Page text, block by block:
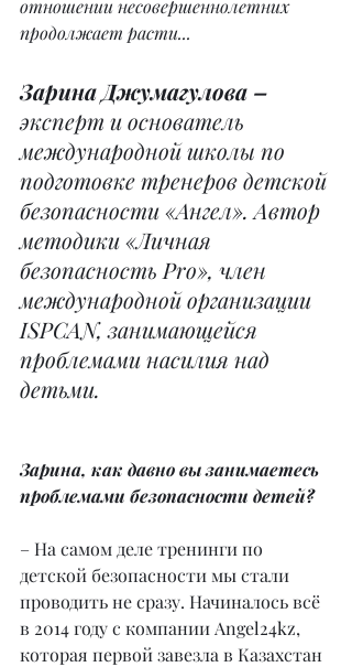
отношении несовершеннолетних
продолжает расти...
Зарина Джумагулова –
эксперт и основатель
международной школы по
подготовке тренеров детской
безопасности «Ангел». Автор
методики «Личная
безопасность Pro», член
международной организации
ISPCAN, занимающейся
проблемами насилия над
детьми.
Зарина, как давно вы занимаетесь
проблемами безопасности детей?
– На самом деле тренинги по
детской безопасности мы стали
проводить не сразу. Начиналось всё
в 2014 году с компании Angel24kz,
которая первой завезла в Казахстан